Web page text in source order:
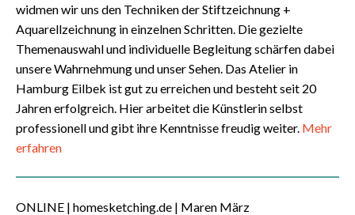
widmen wir uns den Techniken der Stiftzeichnung +
Aquarellzeichnung in einzelnen Schritten. Die gezielte
Themenauswahl und individuelle Begleitung schärfen dabei
unsere Wahrnehmung und unser Sehen. Das Atelier in
Hamburg Eilbek ist gut zu erreichen und besteht seit 20
Jahren erfolgreich. Hier arbeitet die Künstlerin selbst
professionell und gibt ihre Kenntnisse freudig weiter. Mehr
erfahren
ONLINE | homesketching.de | Maren März